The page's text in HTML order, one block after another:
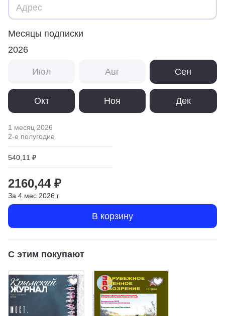
Месяцы подписки
2026
Июл Авг Сен
Окт Ноя Дек
1 месяц 2026
2-е полугодие
540,11 ₽
2160,44 ₽
За 4 мес 2026 г
В корзину
С этим покупают